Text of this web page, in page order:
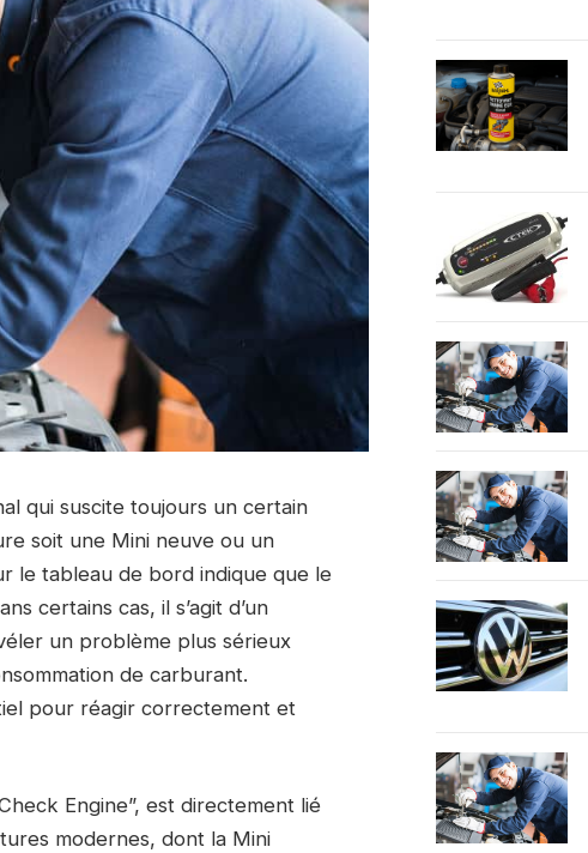
qui suscite toujours un certain
soit une Mini neuve ou un
le tableau de bord indique que le
certains cas, il s’agit d’un
un problème plus sérieux
de carburant.
pour réagir correctement et
Engine”, est directement lié
modernes, dont la Mini